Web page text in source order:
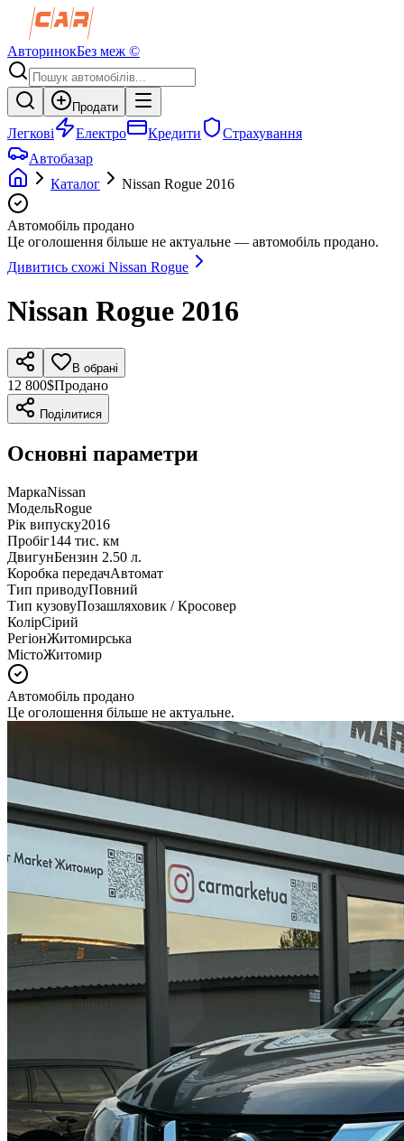
АвторинокБез меж ©
Продати
Легкові Електро Кредити
Страхування
Автобазар
Каталог
Nissan Rogue 2016
Автомобіль продано
Це оголошення більше не актуальне — автомобіль продано.
Дивитись схожі Nissan Rogue
Nissan Rogue 2016
В обрані
12 800$Продано
Поділитися
Основні параметри
МаркаNissan
МодельRogue
Рік випуску2016
Пробіг144 тис. км
ДвигунБензин 2.50 л.
Коробка передачАвтомат
Тип приводуПовний
Тип кузовуПозашляховик / Кросовер
КолірСірий
РегіонЖитомирська
МістоЖитомир
Автомобіль продано
Це оголошення більше не актуальне.